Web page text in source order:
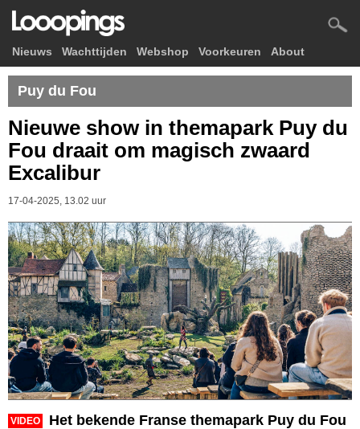
Nieuws Wachttijden Webshop Voorkeuren About
Puy du Fou
Nieuwe show in themapark Puy du
Fou draait om magisch zwaard
Excalibur
17-04-2025, 13.02 uur
VIDEO
Het bekende Franse themapark Puy du Fou